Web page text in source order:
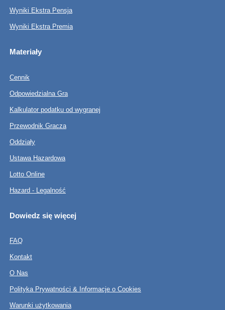
Wyniki Ekstra Pensja
Wyniki Ekstra Premia
Materiały
Cennik
Odpowiedzialna Gra
Kalkulator podatku od wygranej
Przewodnik Gracza
Oddziały
Ustawa Hazardowa
Lotto Online
Hazard - Legalność
Dowiedz się więcej
FAQ
Kontakt
O Nas
Polityka Prywatności & Informacje o Cookies
Warunki użytkowania